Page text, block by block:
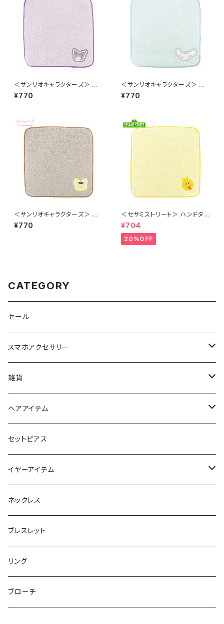
＜サンリオキャラクターズ＞ ハ
ンドタオル クロミ LSR-T004-
B
¥770
＜サンリオキャラクターズ＞ ハ
ンドタオル シナモロール LSR-
T004-A
¥770
＜サンリオキャラクターズ＞ ハ
ンドタオル ポムポムプリン LSR
-T004-E
¥770
＜セサミストリート＞ ハンドタオ
ル ビッグバード LSS-T001-D
¥704
20%OFF
CATEGORY
セール
スマホアクセサリー
iPhoneケース
スマホリング＆グリップ
マルチショルダー
雑貨
ポーチ
マチ付きポーチ
フラットポーチ
スマートキーポーチ
チャーム / カラビナ
ウォレット / 財布
トートバッグ
パスケース
ミラー
ヘアアイテム
静電気軽減ヘアブレスレット
ポニーフック
テールクラッチ
シュシュット
キープスタイラー
ヘアピン
セットピアス
イヤーアイテム
ステンレスピアス
ピアス
イヤリング
セットピアス
ネックレス
ブレスレット
リング
ブローチ